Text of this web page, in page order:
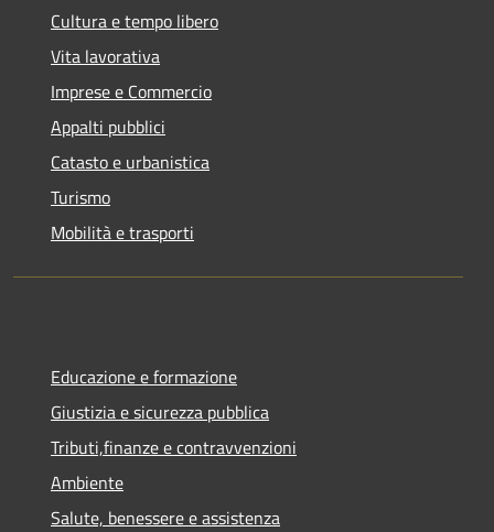
Cultura e tempo libero
Vita lavorativa
Imprese e Commercio
Appalti pubblici
Catasto e urbanistica
Turismo
Mobilità e trasporti
Educazione e formazione
Giustizia e sicurezza pubblica
Tributi,finanze e contravvenzioni
Ambiente
Salute, benessere e assistenza